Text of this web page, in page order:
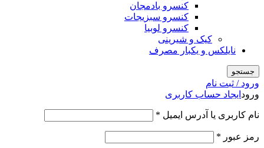
کنسرو بادمجان
کنسرو سبزیجات
کنسرو لوبیا
کیک و شیرینی
نایلکس و یکبار مصرف
جستجو
ورود / ثبت نام
ورود ایجاد حساب کاربری
نام کاربری یا آدرس ایمیل *
رمز عبور *